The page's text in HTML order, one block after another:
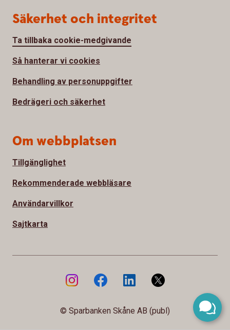
Säkerhet och integritet
Ta tillbaka cookie-medgivande
Så hanterar vi cookies
Behandling av personuppgifter
Bedrägeri och säkerhet
Om webbplatsen
Tillgänglighet
Rekommenderade webbläsare
Användarvillkor
Sajtkarta
© Sparbanken Skåne AB (publ)